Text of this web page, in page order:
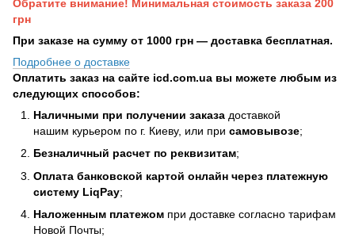
Обратите внимание! Минимальная стоимость заказа 200
грн
При заказе на сумму от 1000 грн — доставка бесплатная.
Подробнее о доставке
Оплатить заказ на сайте icd.com.ua вы можете любым из
следующих способов:
Наличными при получении заказа доставкой
нашим курьером по г. Киеву, или при самовывозе;
Безналичный расчет по реквизитам;
Оплата банковской картой онлайн через платежную
систему LiqPay;
Наложенным платежом при доставке согласно тарифам
Новой Почты;